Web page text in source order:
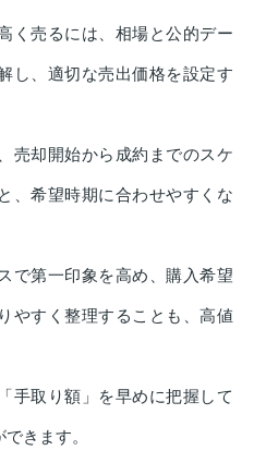
く売るには、相場と公的デー
し、適切な売出価格を設定す
売却開始から成約までのスケ
、希望時期に合わせやすくな
で第一印象を高め、購入希望
やすく整理することも、高値
手取り額」を早めに把握して
きます。